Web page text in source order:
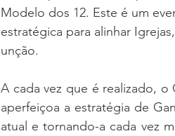
Modelo dos 12. Este é um
estratégica para alinhar
unção.
A cada vez que é realizado, o
aperfeiçoa a estratégia de
atual e tornando-a cada vez